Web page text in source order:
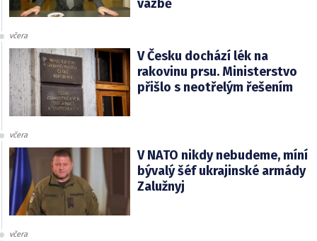
vazbě
včera
V Česku dochází lék na
rakovinu prsu. Ministerstvo
přišlo s neotřelým řešením
včera
V NATO nikdy nebudeme, míní
bývalý šéf ukrajinské armády
Zalužnyj
včera